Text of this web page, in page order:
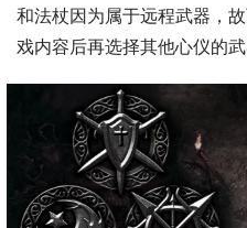
和法杖因为属于远程武器，
戏内容后再选择其他心仪的武